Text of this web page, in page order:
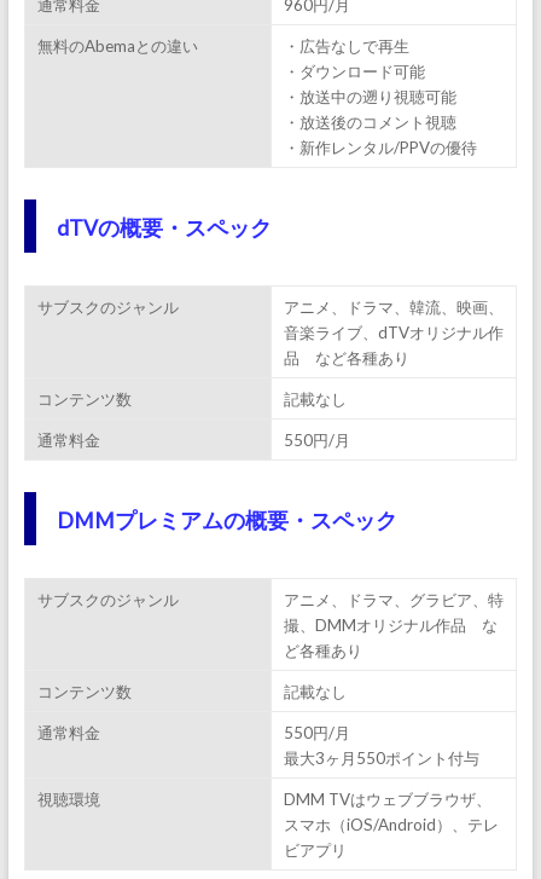
通常料金 960円/月
無料のAbemaとの違い
・広告なしで再生
・ダウンロード可能
・放送中の遡り視聴可能
・放送後のコメント視聴
・新作レンタル/PPVの優待
dTVの概要・スペック
サブスクのジャンル
アニメ、ドラマ、韓流、映画、
音楽ライブ、dTVオリジナル作
品 など各種あり
コンテンツ数 記載なし
通常料金 550円/月
DMMプレミアムの概要・スペック
サブスクのジャンル
アニメ、ドラマ、グラビア、特
撮、DMMオリジナル作品 な
ど各種あり
コンテンツ数 記載なし
通常料金
550円/月
最大3ヶ月550ポイント付与
視聴環境
DMM TVはウェブブラウザ、
スマホ（iOS/Android）、テレ
ビアプリ